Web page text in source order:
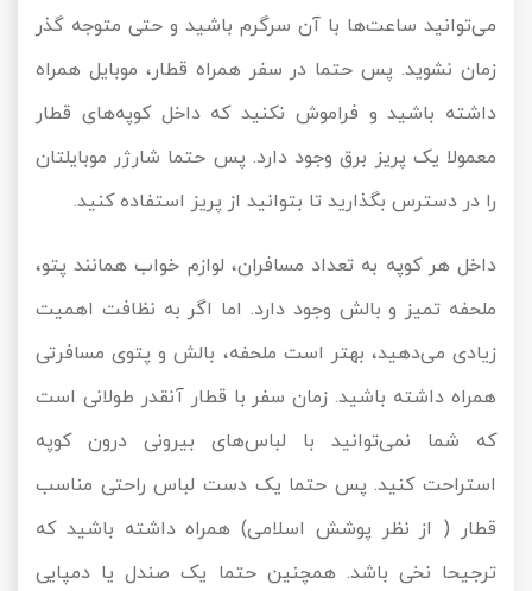
می‌توانید ساعت‌ها با آن سرگرم باشید و حتی متوجه گذر
زمان نشوید. پس حتما در سفر همراه قطار، موبایل همراه
داشته باشید و فراموش نکنید که داخل کوپه‌های قطار
معمولا یک پریز برق وجود دارد. پس حتما شارژر موبایلتان
را در دسترس بگذارید تا بتوانید از پریز استفاده کنید.
داخل هر کوپه به تعداد مسافران، لوازم خواب همانند پتو،
ملحفه تمیز و بالش وجود دارد. اما اگر به نظافت اهمیت
زیادی می‌دهید، بهتر است ملحفه، بالش و پتوی مسافرتی
همراه داشته باشید. زمان سفر با قطار آنقدر طولانی است
که شما نمی‌توانید با لباس‌های بیرونی درون کوپه
استراحت کنید. پس حتما یک دست لباس راحتی مناسب
قطار ( از نظر پوشش اسلامی) همراه داشته باشید که
ترجیحا نخی باشد. همچنین حتما یک صندل یا دمپایی